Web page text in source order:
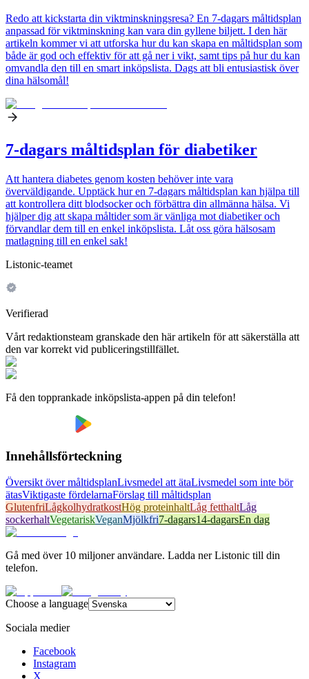
Redo att kickstarta din viktminskningsresa? En 7-dagars måltidsplan
anpassad för viktminskning kan vara din gyllene biljett. I den här
artikeln kommer vi att utforska hur du kan skapa en måltidsplan som
både är god och effektiv för att gå ner i vikt, samt tips på hur du kan
omvandla den till en smart inköpslista. Dags att bli entusiastisk över
dina hälsomål!
7-dagars måltidsplan för diabetiker
Att hantera diabetes genom kosten behöver inte vara
överväldigande. Upptäck hur en 7-dagars måltidsplan kan hjälpa till
att kontrollera ditt blodsocker och förbättra din allmänna hälsa. Vi
hjälper dig att skapa måltider som är vänliga mot diabetiker och
förvandlar dem till en enkel inköpslista. Låt oss göra hälsosam
matlagning till en enkel sak!
Listonic-teamet
Verifierad
Vårt redaktionsteam granskade den här artikeln för att säkerställa att
den var korrekt vid publiceringstillfället.
Få den topprankade inköpslista-appen på din telefon!
Innehållsförteckning
Översikt över måltidsplanLivsmedel att ätaLivsmedel som inte bör
ätasViktigaste fördelarnaFörslag till måltidsplan
GlutenfriLågkolhydratkostHög proteinhaltLåg fetthaltLåg
sockerhaltVegetariskVeganMjölkfri7-dagars14-dagarsEn dag
Gå med över 10 miljoner användare. Ladda ner Listonic till din
telefon.
Choose a language
Sociala medier
Facebook
Instagram
X